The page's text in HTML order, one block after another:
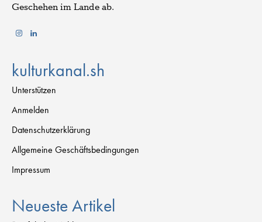
Geschehen im Lande ab.
kulturkanal.sh
Unterstützen
Anmelden
Datenschutzerklärung
Allgemeine Geschäftsbedingungen
Impressum
Neueste Artikel